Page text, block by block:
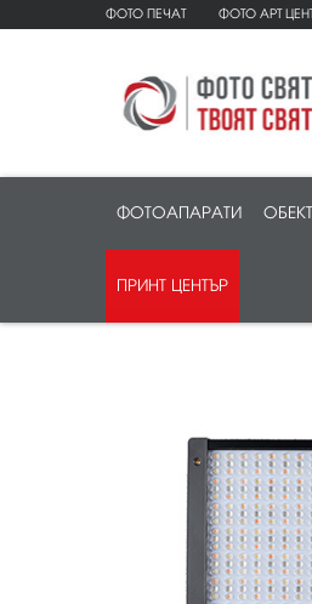
ФОТО ПЕЧАТ ФОТО АРТ
ФОТОАПАРАТИ
ПРИНТ ЦЕНТЪР